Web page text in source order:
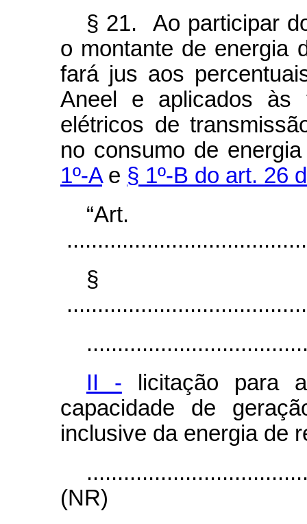
§ 21. Ao participar
o montante de energia
fará jus aos
Aneel e aplicados às
elétricos de
no consumo de
1º-Ae § 1º-B do art. 26
§
II - licitação para
capacidade de
inclusive da energia de
(NR)